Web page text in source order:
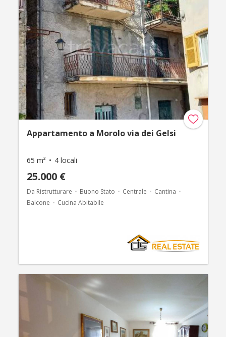
Appartamento a Morolo via dei Gelsi
65 m² 4 locali
25.000 €
Da Ristrutturare Buono Stato Centrale
Cantina
Balcone
Cucina Abitabile